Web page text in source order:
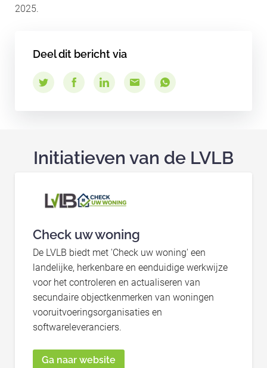
2025.
Deel dit bericht via
Initiatieven van de LVLB
Check uw woning
De LVLB biedt met 'Check uw woning' een
landelijke, herkenbare en eenduidige werkwijze
voor het controleren en actualiseren van
secundaire objectkenmerken van woningen
vooruitvoeringsorganisaties en
softwareleveranciers.
Ga naar website